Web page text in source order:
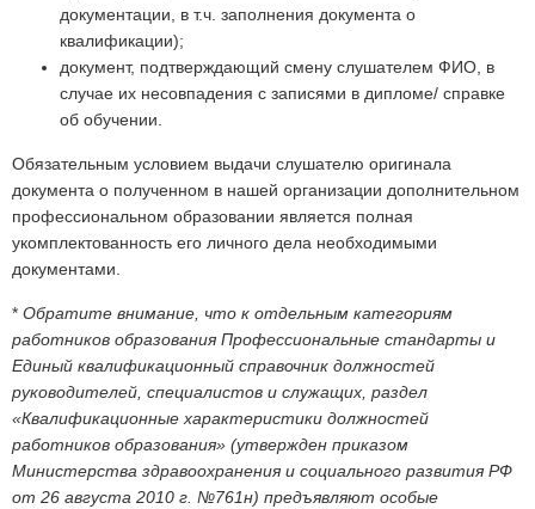
документации, в т.ч. заполнения документа о
квалификации);
документ, подтверждающий смену слушателем ФИО, в
случае их несовпадения с записями в дипломе/ справке
об обучении.
Обязательным условием выдачи слушателю оригинала
документа о полученном в нашей организации дополнительном
профессиональном образовании является полная
укомплектованность его личного дела необходимыми
документами.
* Обратите внимание, что к отдельным категориям
работников образования Профессиональные стандарты и
Единый квалификационный справочник должностей
руководителей, специалистов и служащих, раздел
«Квалификационные характеристики должностей
работников образования» (утвержден приказом
Министерства здравоохранения и социального развития РФ
от 26 августа 2010 г. №761н) предъявляют особые